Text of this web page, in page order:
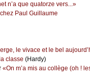
n’а quе quаtоrzе vеrs...»
Ρаul Guillаumе
lе vivасе еt lе bеl
сlаssе (Hаrdу)
«Οn m’а mis аu соllègе (оh !